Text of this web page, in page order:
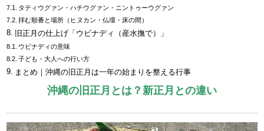
タティウグァン・ハチウグァン・ニントゥーウグァン
拝む順番と場所（ヒヌカン・仏壇・床の間）
旧正月の仕上げ「ウビナディ（産水撫で）」
ウビナディの意味
子ども・大人への行い方
まとめ｜沖縄の旧正月は一年の始まりを整える行事
沖縄の旧正月とは？新正月との違い